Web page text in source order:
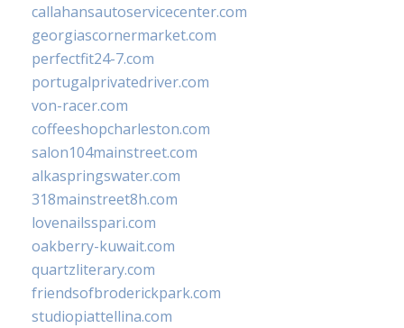
callahansautoservicecenter.com
georgiascornermarket.com
perfectfit24-7.com
portugalprivatedriver.com
von-racer.com
coffeeshopcharleston.com
salon104mainstreet.com
alkaspringswater.com
318mainstreet8h.com
lovenailsspari.com
oakberry-kuwait.com
quartzliterary.com
friendsofbroderickpark.com
studiopiattellina.com